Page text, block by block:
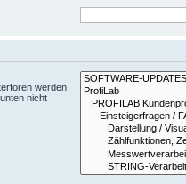
werden
nicht